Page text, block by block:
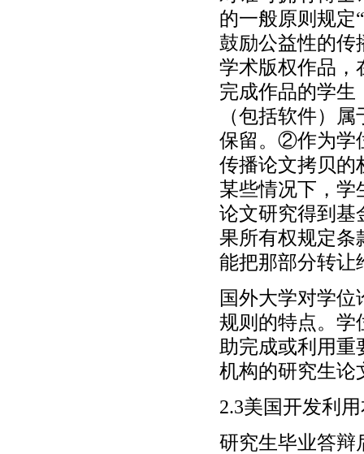
的一般原则规定
鼓励公益性的传
学术版权作品，
完成作品的学
（包括软件）
保留。②作为学
传播论文拷贝的
某些情况下，学
论文研究得到基
果所有权规定条
能把那部分转让
国外大学对学
规则的特点。学
助完成或利用
机构的研究生论
2.3美国开发利
研究生毕业答辩